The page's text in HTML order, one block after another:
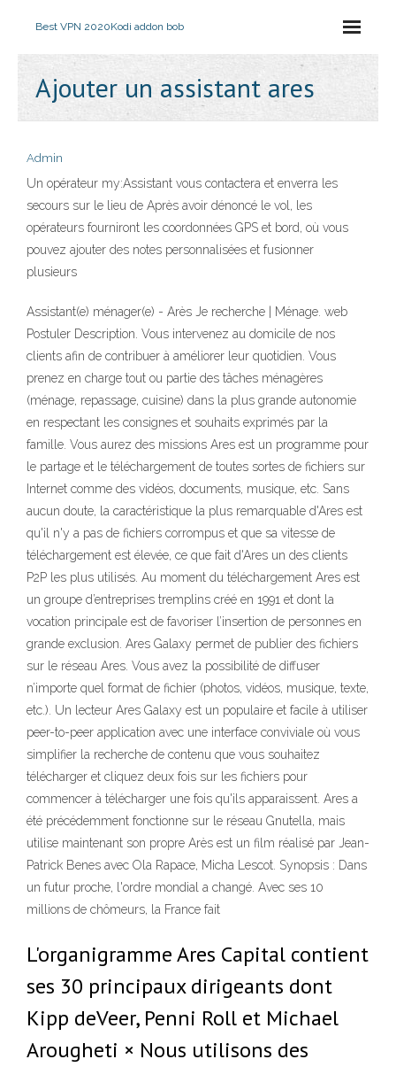
Best VPN 2020Kodi addon bob
Ajouter un assistant ares
Admin
Un opérateur my:Assistant vous contactera et enverra les
secours sur le lieu de Après avoir dénoncé le vol, les
opérateurs fourniront les coordonnées GPS et bord, où vous
pouvez ajouter des notes personnalisées et fusionner
plusieurs
Assistant(e) ménager(e) - Arès Je recherche | Ménage. web
Postuler Description. Vous intervenez au domicile de nos
clients afin de contribuer à améliorer leur quotidien. Vous
prenez en charge tout ou partie des tâches ménagères
(ménage, repassage, cuisine) dans la plus grande autonomie
en respectant les consignes et souhaits exprimés par la
famille. Vous aurez des missions Ares est un programme pour
le partage et le téléchargement de toutes sortes de fichiers sur
Internet comme des vidéos, documents, musique, etc. Sans
aucun doute, la caractéristique la plus remarquable d'Ares est
qu'il n'y a pas de fichiers corrompus et que sa vitesse de
téléchargement est élevée, ce que fait d'Ares un des clients
P2P les plus utilisés. Au moment du téléchargement Ares est
un groupe d’entreprises tremplins créé en 1991 et dont la
vocation principale est de favoriser l’insertion de personnes en
grande exclusion. Ares Galaxy permet de publier des fichiers
sur le réseau Ares. Vous avez la possibilité de diffuser
n’importe quel format de fichier (photos, vidéos, musique, texte,
etc.). Un lecteur Ares Galaxy est un populaire et facile à utiliser
peer-to-peer application avec une interface conviviale où vous
simplifier la recherche de contenu que vous souhaitez
télécharger et cliquez deux fois sur les fichiers pour
commencer à télécharger une fois qu'ils apparaissent. Ares a
été précédemment fonctionne sur le réseau Gnutella, mais
utilise maintenant son propre Arès est un film réalisé par Jean-
Patrick Benes avec Ola Rapace, Micha Lescot. Synopsis : Dans
un futur proche, l'ordre mondial a changé. Avec ses 10
millions de chômeurs, la France fait
L'organigramme Ares Capital contient
ses 30 principaux dirigeants dont
Kipp deVeer, Penni Roll et Michael
Arougheti × Nous utilisons des